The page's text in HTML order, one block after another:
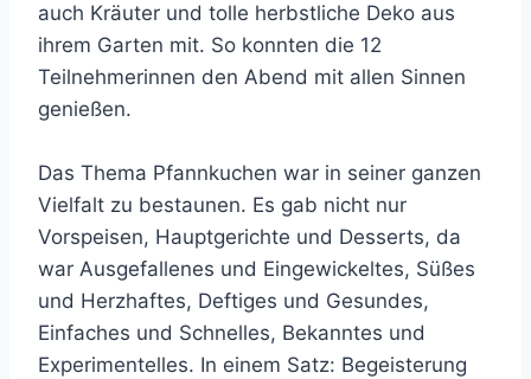
auch Kräuter und tolle herbstliche Deko aus
ihrem Garten mit. So konnten die 12
Teilnehmerinnen den Abend mit allen Sinnen
genießen.
Das Thema Pfannkuchen war in seiner ganzen
Vielfalt zu bestaunen. Es gab nicht nur
Vorspeisen, Hauptgerichte und Desserts, da
war Ausgefallenes und Eingewickeltes, Süßes
und Herzhaftes, Deftiges und Gesundes,
Einfaches und Schnelles, Bekanntes und
Experimentelles. In einem Satz: Begeisterung